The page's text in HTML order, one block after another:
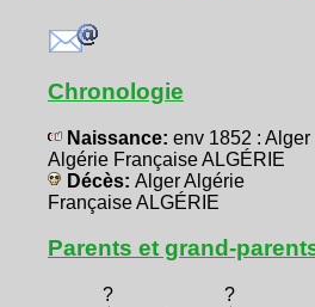
Chronologie
Naissance: env 1852 : Alger
Algérie Française ALGÉRIE
Décès: Alger Algérie
Française ALGÉRIE
Parents et grand-
? ?